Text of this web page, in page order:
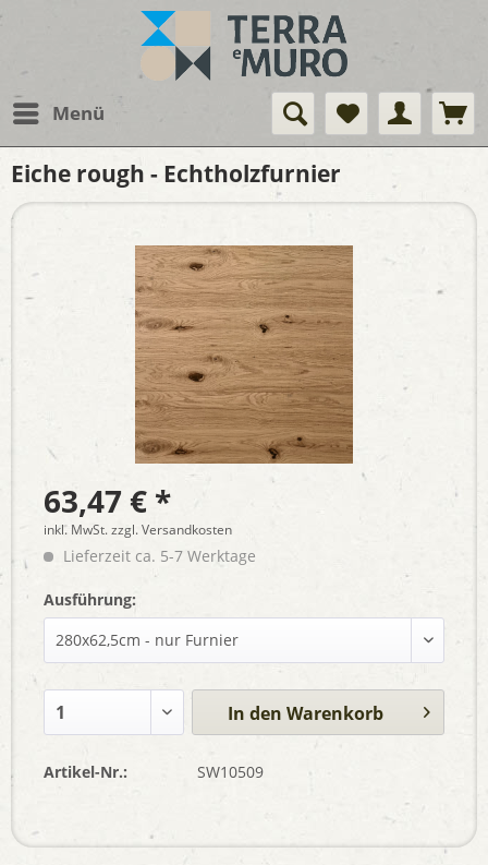
Menü
Eiche rough - Echtholzfurnier
63,47 € *
inkl. MwSt.zzgl. Versandkosten
Lieferzeit ca. 5-7 Werktage
Ausführung:
In den Warenkorb
Artikel-Nr.: SW10509